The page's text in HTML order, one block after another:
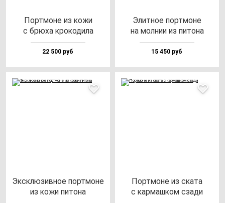
Пор­тмо­не из ко­жи
с брю­ха кро­ко­ди­ла
22 500 руб
Элит­ное пор­тмо­не
на мол­нии из пи­то­на
15 450 руб
Эксклю­зив­ное пор­тмо­не
из ко­жи пи­то­на
Пор­тмо­не из ска­та
с кар­маш­ком сза­ди